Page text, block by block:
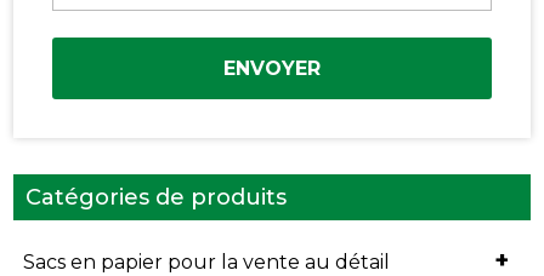
ENVOYER
Catégories de produits
+
Sacs en papier pour la vente au détail